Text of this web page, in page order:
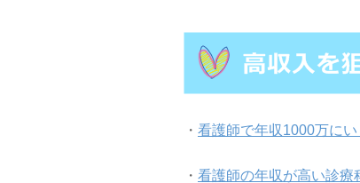
・ 看護師で年収1000万に
・ 看護師の年収が高い診療